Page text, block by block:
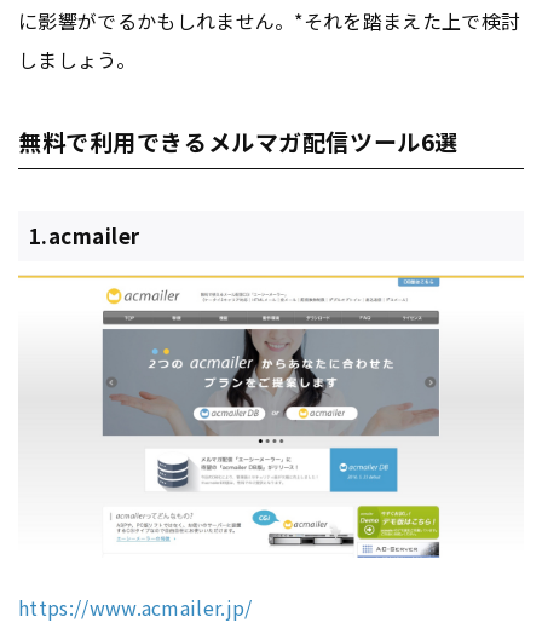
に影響がでるかもしれません。*それを踏まえた上で検討
しましょう。
無料で利用できるメルマガ配信ツール6選
1.acmailer
https://www.acmailer.jp/